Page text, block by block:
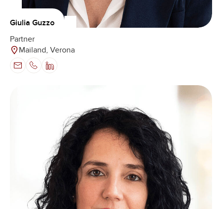
Giulia Guzzo
Partner
Mailand, Verona